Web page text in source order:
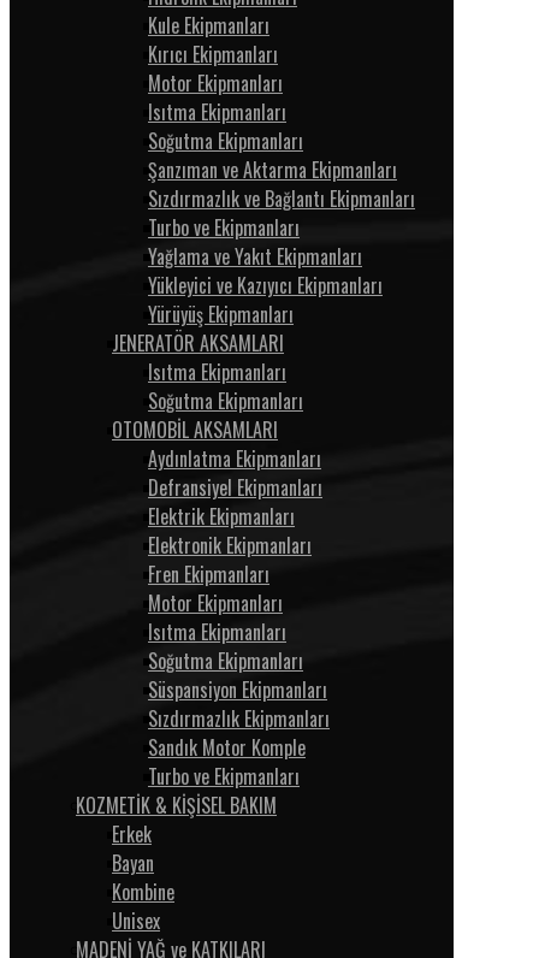
Kule Ekipmanları
Kırıcı Ekipmanları
Motor Ekipmanları
Isıtma Ekipmanları
Soğutma Ekipmanları
Şanzıman ve Aktarma Ekipmanları
Sızdırmazlık ve Bağlantı Ekipmanları
Turbo ve Ekipmanları
Yağlama ve Yakıt Ekipmanları
Yükleyici ve Kazıyıcı Ekipmanları
Yürüyüş Ekipmanları
JENERATÖR AKSAMLARI
Isıtma Ekipmanları
Soğutma Ekipmanları
OTOMOBİL AKSAMLARI
Aydınlatma Ekipmanları
Defransiyel Ekipmanları
Elektrik Ekipmanları
Elektronik Ekipmanları
Fren Ekipmanları
Motor Ekipmanları
Isıtma Ekipmanları
Soğutma Ekipmanları
Süspansiyon Ekipmanları
Sızdırmazlık Ekipmanları
Sandık Motor Komple
Turbo ve Ekipmanları
KOZMETİK & KİŞİSEL BAKIM
Erkek
Bayan
Kombine
Unisex
MADENİ YAĞ ve KATKILARI